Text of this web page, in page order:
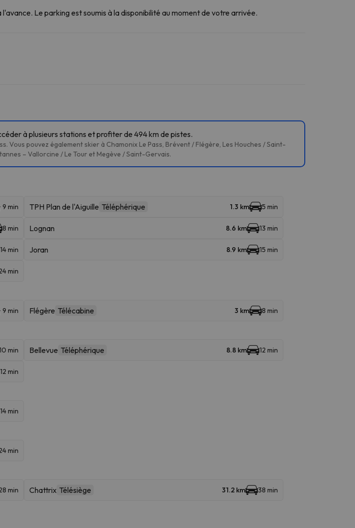
Le parking est soumis à la disponibilité au moment de votre arrivée.
à plusieurs stations et profiter de 494 km de pistes.
Vous pouvez également skier à Chamonix Le Pass, Brévent / Flégère, Les Houches / Saint-
– Vallorcine / Le Tour et Megève / Saint-Gervais.
9 min TPH Plan de l'Aiguille Téléphérique 1.3 km 5 min
8 min Lognan 8.6 km 13 min
14 min Joran 8.9 km 15 min
min
9 min Flégère Télécabine 3 km 8 min
min Bellevue Téléphérique 8.8 km 12 min
12 min
14 min
min
min Chattrix Télésiège 31.2 km 38 min